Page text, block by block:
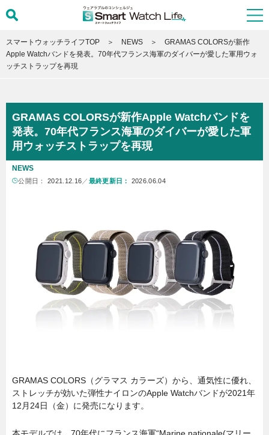
スマートウォッチライフTOP NEWS
GRAMAS COLORSが新作
Apple Watchバンドを発表。70年代フランス海軍のダイバーが愛した軍用ウォ
ッチストラップを再現
GRAMAS COLORSが新作Apple Watchバンドを
発表。70年代フランス海軍のダイバーが愛した軍
用ウォッチストラップを再現
NEWS
公開日： 2021.12.16 ／ 最終更新日： 2026.06.04
GRAMAS COLORS（グラマス カラーズ）から、通気性に優れ、
ストレッチが効いた弾性ナイロンのApple Watchバンドが2021年
12月24日（金）に発売になります。
本モデルでは、70年代にフランス海軍“Marine nationale(マリー